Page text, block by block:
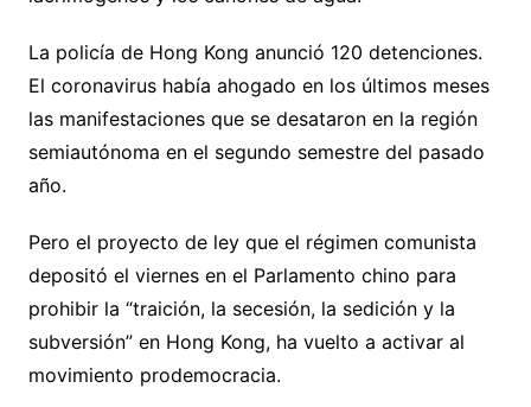
La policía de Hong Kong anunció 120 detenciones.
El coronavirus había ahogado en los últimos meses
las manifestaciones que se desataron en la región
semiautónoma en el segundo semestre del pasado
año.
Pero el proyecto de ley que el régimen comunista
depositó el viernes en el Parlamento chino para
prohibir la “traición, la secesión, la sedición y la
subversión” en Hong Kong, ha vuelto a activar al
movimiento prodemocracia.